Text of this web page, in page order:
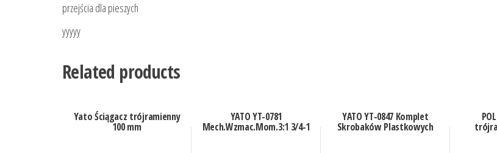
przejścia dla pieszych
yyyyy
Related products
Yato Ściągacz trójramienny
100 mm
YATO YT-0781
Mech.Wzmac.Mom.3:1 3/4-1
YATO YT-0847 Komplet
Skrobaków Plastkowych